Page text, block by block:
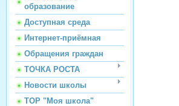
образование
Доступная среда
Интернет-приёмная
Обращения граждан
ТОЧКА РОСТА
Новости школы
ТОР "Моя школа"